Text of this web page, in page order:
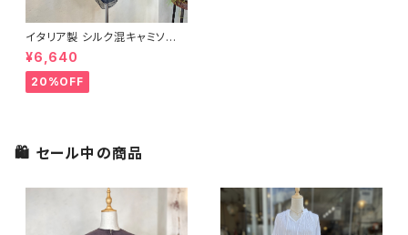
イタリア製 シルク混キャミソー
ルシフォントップス＜ブラック＞
¥6,640
20%OFF
🛍 セール中の商品